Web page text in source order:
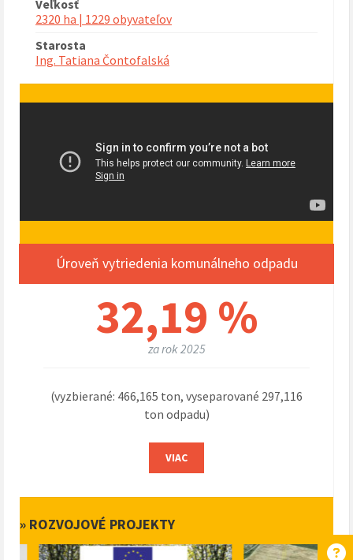
Veľkosť
2320 ha | 1229 obyvateľov
Starosta
Ing. Tatiana Čontofalská
Úroveň vytriedenia komunálneho odpadu
32,19 %
za rok 2025
(vyzbierané: 466,165 ton, vyseparované 297,116
ton odpadu)
VIAC
» ROZVOJOVÉ PROJEKTY